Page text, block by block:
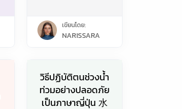
เขียนโดย:
NARISSARA
วิธีปฏิบัติตนช่วงน้ำ
ท่วมอย่างปลอดภัย
เป็นภาษาญี่ปุ่น 水